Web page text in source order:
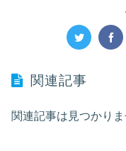
関連記事
関連記事は見つかりま